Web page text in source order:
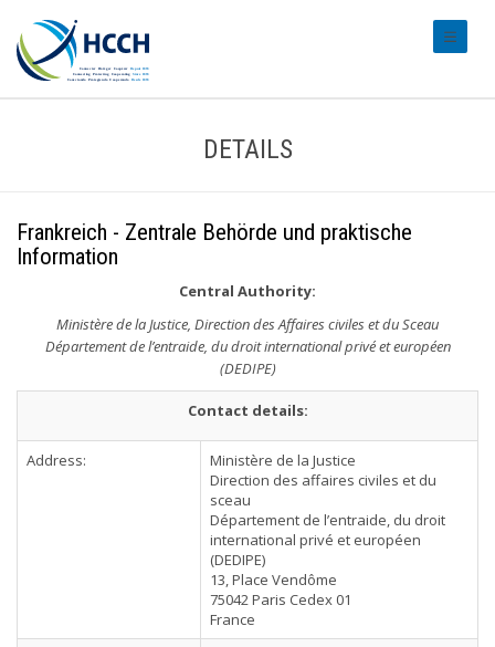
DETAILS
Frankreich - Zentrale Behörde und praktische
Information
Central Authority:
Ministère de la Justice, Direction des Affaires civiles et du Sceau
Département de l’entraide, du droit international privé et européen
(DEDIPE)
Contact details:
Address:
Ministère de la Justice
Direction des affaires civiles et du
sceau
Département de l’entraide, du droit
international privé et européen
(DEDIPE)
13, Place Vendôme
75042 Paris Cedex 01
France